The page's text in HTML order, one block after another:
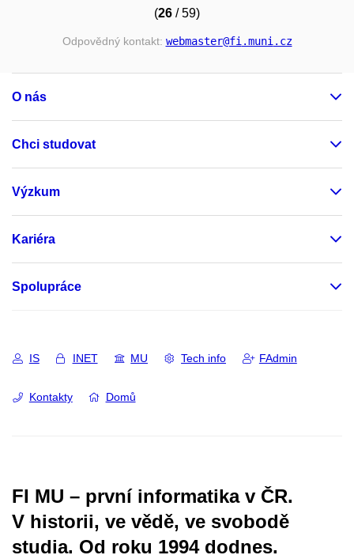
(26 / 59)
Odpovědný kontakt: webmaster@fi.muni.cz
O nás
Chci studovat
Výzkum
Kariéra
Spolupráce
IS INET MU Tech info FAdmin
Kontakty Domů
FI MU – první informatika v ČR.
V historii, ve vědě, ve svobodě
studia. Od roku 1994 dodnes.